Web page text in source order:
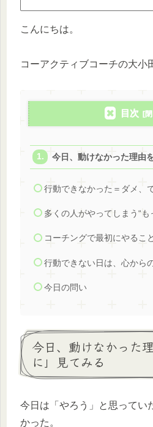
こんにちは。
コーアクティブコーチの大小
目次
今日、動けなかった理由
行動できなかった＝ダメ、
多くの人がやってしまう“も
コーチングで最初にやること
行動できない日は、心から
今日の問い
今日、動けなかった
に」見てみる
今日は「やろう」と思ってい
かった。